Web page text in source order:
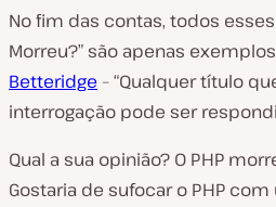
No fim das contas, todos esses
Morreu?” são apenas
Betteridge – “Qualquer título
interrogação pode ser
Qual a sua opinião? O PHP
Gostaria de sufocar o PHP